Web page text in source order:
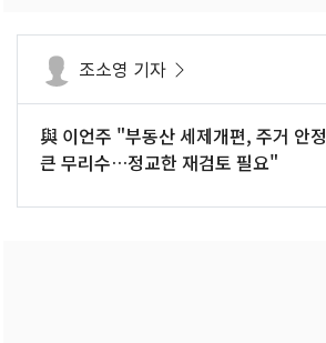
조소영 기자
與 이언주 "부동산 세제개편, 주거 안정
큰 무리수…정교한 재검토 필요"